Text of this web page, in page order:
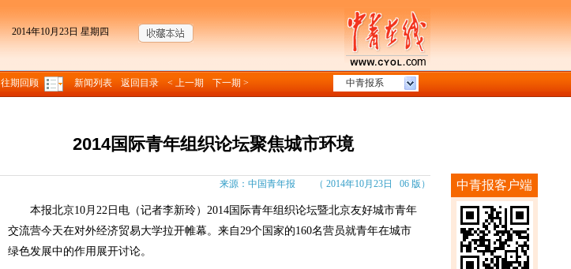
中青报客户端
2014年10月23日 星期四
往期回顾 新闻列表 返回目录 < 上一期 下一期 > 中青报系
2014国际青年组织论坛聚焦城市环境
来源：中国青年报 （ 2014年10月23日 06 版）
本报北京10月22日电（记者李新玲）2014国际青年组织论坛暨北京友好城市青年
交流营今天在对外经济贸易大学拉开帷幕。来自29个国家的160名营员就青年在城市
绿色发展中的作用展开讨论。